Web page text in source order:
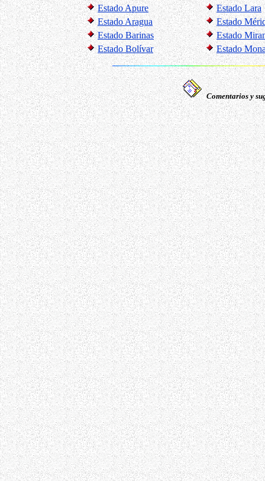
Estado Apure
Estado Lara
Estado Aragua
Estado
Estado Barinas
Estado
Estado Bolívar
Estado
Comentarios y